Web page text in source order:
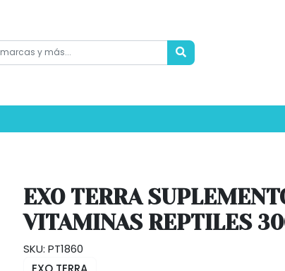
EXO TERRA
VITAMINAS REPTILES
SKU: PT1860